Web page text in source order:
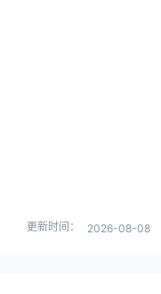
更新时间： 2026-08-08